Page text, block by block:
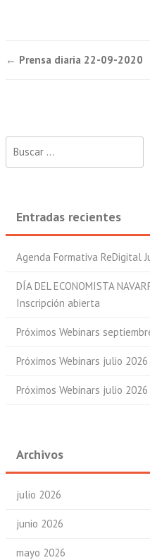
Post
← Prensa diaria 22-09-2020
Entradas recientes
Agenda Formativa ReDigital
DÍA DEL ECONOMISTA
Inscripción abierta
Próximos Webinars
Próximos Webinars julio
Próximos Webinars julio
Archivos
julio 2026
junio 2026
mayo 2026